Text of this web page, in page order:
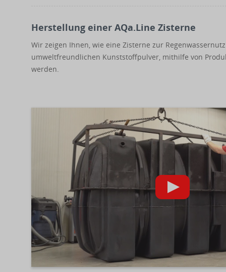
Herstellung einer AQa.Line Zisterne
Wir zeigen Ihnen, wie eine Zisterne zur
umweltfreundlichen Kunststoffpulver, mithilfe von
werden.